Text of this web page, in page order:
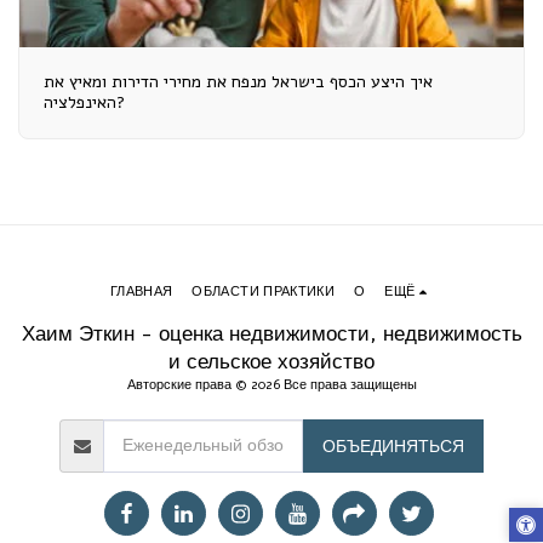
איך היצע הכסף בישראל מנפח את מחירי הדירות ומאיץ את
האינפלציה?
Хаим Эткин - оценка недвижимости, недвижимость
и сельское хозяйство
Авторские права © 2026 Все права защищены
ГЛАВНАЯ ОБЛАСТИ ПРАКТИКИ О ЕЩЁ
ОБЪЕДИНЯТЬСЯ